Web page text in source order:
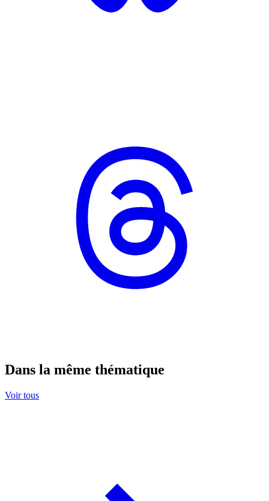
Dans la même thématique
Voir tous